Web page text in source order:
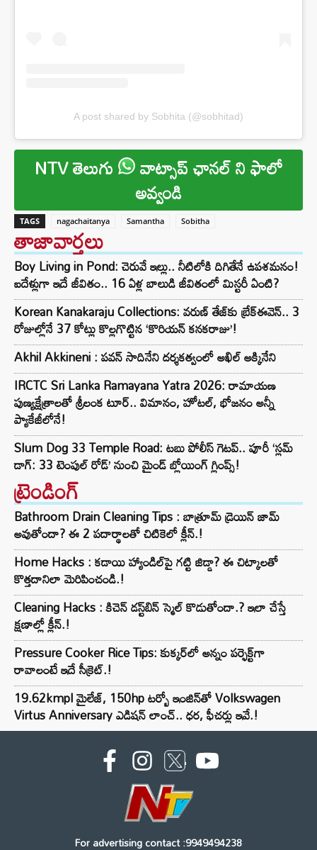
A post shared by Sobhita (@sobhitad)
NTV తెలుగు వాట్సాప్ ఛానల్ ని ఫాలో
అవ్వండి
TAGS nagachaitanya Samantha Sobitha
తాజావార్తలు
Boy Living in Pond: చెరువే ఇల్లు.. నీటిలోకి దిగితేనే ఉపశమనం!
ఐదేళ్లుగా ఇదే జీవితం.. 16 ఏళ్ల బాలుడి జీవితంలో మిస్టరీ ఏంటి?
Korean Kanakaraju Collections: వరుణ్ తేజ్‌కు బ్రేక్‌ఈవెన్.. 3
రోజుల్లోనే 37 కోట్లు కొల్లగొట్టిన ‘కొరియన్ కనకరాజు’!
Akhil Akkineni : పవన్ సాదినేని దర్శకత్వంలో అఖిల్ అక్కినేని
IRCTC Sri Lanka Ramayana Yatra 2026: రామాయణ
పుణ్యక్షేత్రాలతో శ్రీలంక టూర్.. విమానం, హోటల్, భోజనం అన్నీ
ప్యాకేజీలోనే!
Slum Dog 33 Temple Road: టబు పోలీస్ గెటప్.. పూరీ ‘స్లమ్
డాగ్: 33 టెంపుల్ రోడ్’ నుంచి మైండ్ బ్లోయింగ్ గ్లింప్స్!
ట్రెండింగ్‌
Bathroom Drain Cleaning Tips : బాత్రూమ్ డ్రెయిన్ జామ్
అవుతోందా? ఈ 2 పదార్థాలతో చిటికెలో క్లీన్.!
Home Hacks : కడాయి హ్యాండిల్‌పై గట్టి జిడ్డా? ఈ చిట్కాలతో
కొత్తదానిలా మెరిపించండి.!
Cleaning Hacks : కిచెన్ డస్ట్‌బిన్ స్మెల్ కొడుతోందా.? ఇలా చేస్తే
క్షణాల్లో క్లీన్.!
Pressure Cooker Rice Tips: కుక్కర్‌లో అన్నం పర్ఫెక్ట్‌గా
రావాలంటే ఇదే సీక్రెట్.!
19.62kmpl మైలేజ్, 150hp టర్బో ఇంజిన్‌తో Volkswagen
Virtus Anniversary ఎడిషన్ లాంచ్.. ధర, ఫీచర్లు ఇవే.!
For advertising contact :9949494238